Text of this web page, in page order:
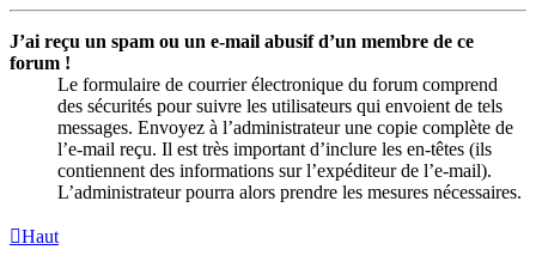
J’ai reçu un spam ou un e-mail abusif d’un membre de ce
forum !
Le formulaire de courrier électronique du forum comprend
des sécurités pour suivre les utilisateurs qui envoient de tels
messages. Envoyez à l’administrateur une copie complète de
l’e-mail reçu. Il est très important d’inclure les en-têtes (ils
contiennent des informations sur l’expéditeur de l’e-mail).
L’administrateur pourra alors prendre les mesures nécessaires.
Haut